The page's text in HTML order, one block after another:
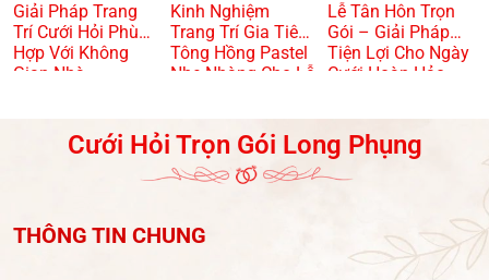
Giải Pháp Trang
Trí Cưới Hỏi Phù
Hợp Với Không
Gian Nhà
Kinh Nghiệm
Trang Trí Gia Tiên
Tông Hồng Pastel
Nhẹ Nhàng Cho Lễ
Lễ Tân Hôn Trọn
Gói – Giải Pháp
Tiện Lợi Cho Ngày
Cưới Hoàn Hảo
Cưới Hỏi Trọn Gói Long Phụng
THÔNG TIN CHUNG